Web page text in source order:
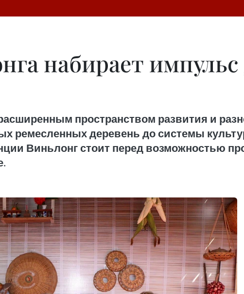
набирает
пространством развития и
ремесленных деревень до системы
Виньлонг стоит перед возможностью